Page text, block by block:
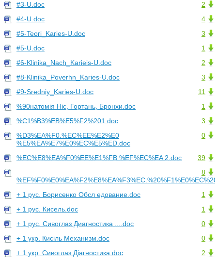
2
#3-U.doc
4
#4-U.doc
3
#5-Teori_Karies-U.doc
1
#5-U.doc
2
#6-Klinika_Nach_Karieis-U.doc
3
#8-Klinika_Poverhn_Karies-U.doc
11
#9-Sredniy_Karies-U.doc
1
%90натомія Ніс, Гортань, Бронхи.doc
3
%C1%B3%EB%E5%F2%201.doc
0
%D3%EA%F0.%EC%EE%E2%E0
%E5%EA%E7%E0%EC%E5%ED.doc
39
%EC%E8%EA%F0%EE%E1%FB %EF%EC%EA 2.doc
8
1
+ 1 рус. Борисенко Обсл едование.doc
1
+ 1 рус. Кисель.doc
0
+ 1 рус. Сивоглаз Диагностика ....doc
0
+ 1 укр. Кисіль Механизм.doc
2
+ 1 укр. Сивоглаз Діагностика.doc